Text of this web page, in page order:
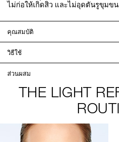
ไม่ก่อให้เกิดสิว และไม่อุดตันรูขุมขน
คุณสมบัติ
วิธีใช้
ส่วนผสม
THE LIGHT